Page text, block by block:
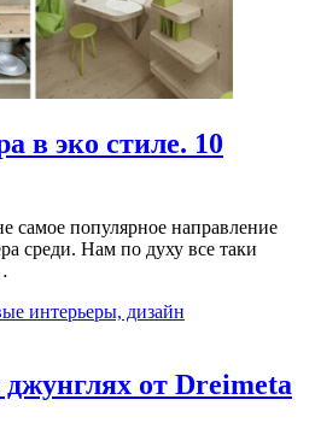
в эко стиле. 10
самое популярное направление
среди. Нам по духу все таки
от Dreimeta